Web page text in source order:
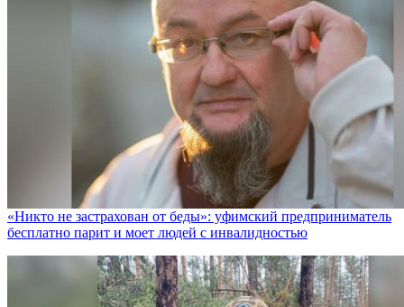
«Никто не заcтрахован от беды»: уфимский предприниматель
бесплатно парит и моет людей с инвалидностью